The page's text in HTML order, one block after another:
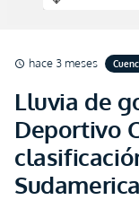
schedule hace 3 meses
Lluvia de
Deportivo